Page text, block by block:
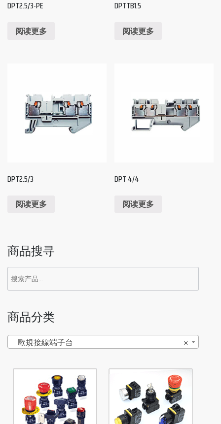
DPT2.5/3-PE
阅读更多
DPTTB1.5
阅读更多
DPT2.5/3
阅读更多
DPT 4/4
阅读更多
商品搜寻
商品分类
×
歐規接線端子台